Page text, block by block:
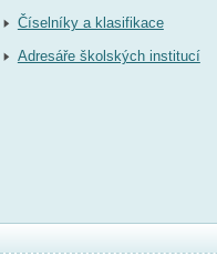
Číselníky a klasifikace
Adresáře školských institucí